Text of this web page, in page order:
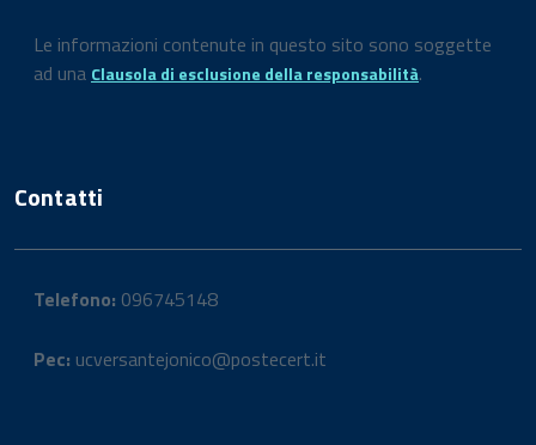
Le informazioni contenute in questo sito sono soggette
ad una Clausola di esclusione della responsabilità.
Contatti
Telefono: 096745148
Pec: ucversantejonico@postecert.it